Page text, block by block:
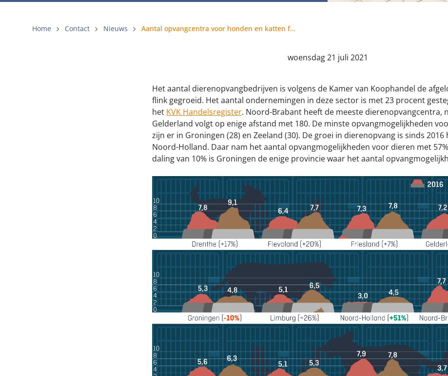
Voldoende veilige losloopgebieden
Home Contact Nieuws Aantal opvangcentra voor honden en katten flink gegroeid
woensdag 21 juli 2021
Het aantal dierenopvangbedrijven is volgens de Kamer van Koophandel de
flink gegroeid. Het aantal ondernemingen in deze sector is met 23 procent
het KVK Handelsregister. Noord-Brabant heeft de meeste dierenopvangcentra,
Gelderland volgt op enige afstand met 180. De minste opvangmogelijkheden
zijn er in Groningen (28) en Zeeland (30). De groei in dierenopvang is sinds
Noord-Holland. Daar nam het aantal opvangmogelijkheden voor dieren met
daling van 10% is Groningen de enige provincie waar het aantal